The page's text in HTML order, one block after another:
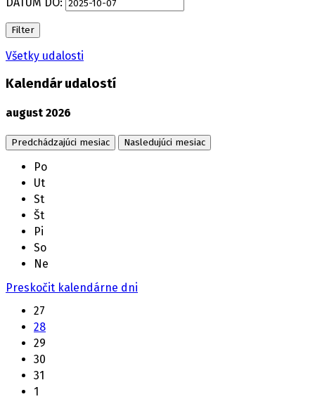
Filter
Všetky udalosti
Kalendár udalostí
august 2026
Predchádzajúci mesiac Nasledujúci mesiac
Po
Ut
St
Št
Pi
So
Ne
Preskočit kalendárne dni
27
28
29
30
31
1